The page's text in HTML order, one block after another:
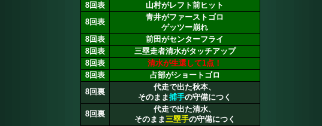
8回表
山村がレフト前ヒット
8回表
青井がファーストゴロ
ゲッツー崩れ
8回表
前田がセンターフライ
8回表
三塁走者清水がタッチアップ
8回表
清水が生還して1点！
8回表
占部がショートゴロ
8回裏
代走で出た秋本、
そのまま捕手の守備につく
8回裏
代走で出た清水、
そのまま三塁手の守備につく